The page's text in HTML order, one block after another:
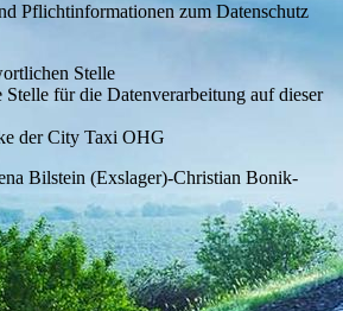
Pflichtinformationen zum Datenschutz
Stelle
für die Datenverarbeitung auf dieser
der City Taxi OHG
Bilstein (Exslager)-Christian Bonik-